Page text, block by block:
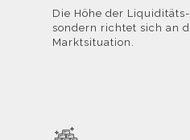
Die Höhe der
sondern richtet sich an
Marktsituation.